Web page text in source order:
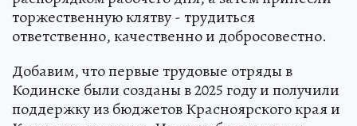
торжественную клятву - трудиться
ответственно, качественно и добросовестно.
Добавим, что первые трудовые отряды в
Кодинске были созданы в 2025 году и получили
поддержку из бюджетов Красноярского края и